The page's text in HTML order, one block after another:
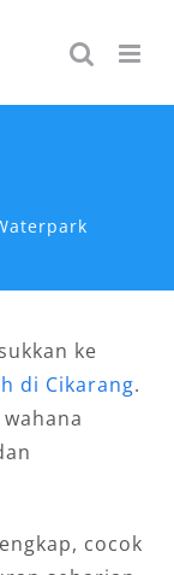
ke
di Cikarang.
cocok